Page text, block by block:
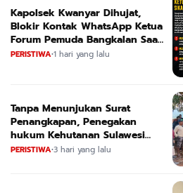
Kapolsek Kwanyar Dihujat,
Blokir Kontak WhatsApp Ketua
Forum Pemuda Bangkalan Saat
Dikonfirmasi
PERISTIWA•1 hari yang lalu
Tanpa Menunjukan Surat
Penangkapan, Penegakan
hukum Kehutanan Sulawesi
Selatan Culik Petani Ladah Di
PERISTIWA•3 hari yang lalu